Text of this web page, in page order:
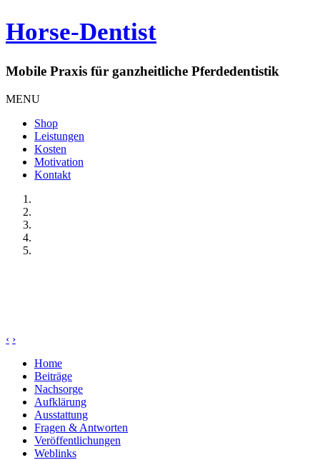
Horse-Dentist
Mobile Praxis für ganzheitliche Pferdedentistik
MENU
Shop
Leistungen
Kosten
Motivation
Kontakt
‹ ›
Home
Beiträge
Nachsorge
Aufklärung
Ausstattung
Fragen & Antworten
Veröffentlichungen
Weblinks